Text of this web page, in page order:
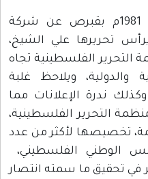
صدرت مجلة الأفق في عام 1981م بقبرص عن شركة
تحريرها علي الشيخ،
التحرير الفلسطينية تجاه
والدولية، ويلاحظ غلبة
ندرة الإعلانات مما
التحرير الفلسطينية،
تخصيصها لأكثر من عدد
الـ 17 للمجلس الوطني الفلسطيني،
في تحقيق ما سمته انتصار